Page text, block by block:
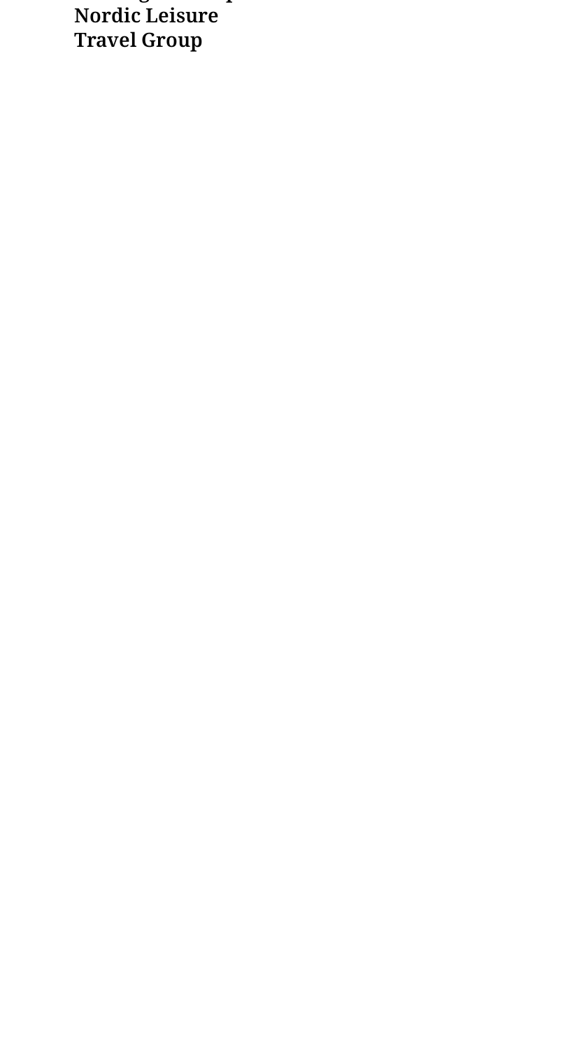
Nordic Leisure
Travel Group